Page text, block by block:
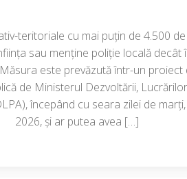
teritoriale cu mai puțin de 4.500
sau menține poliție locală decât
este prevăzută într-un proiect
de Ministerul Dezvoltării,
începând cu seara zilei de
2026, și ar putea avea […]